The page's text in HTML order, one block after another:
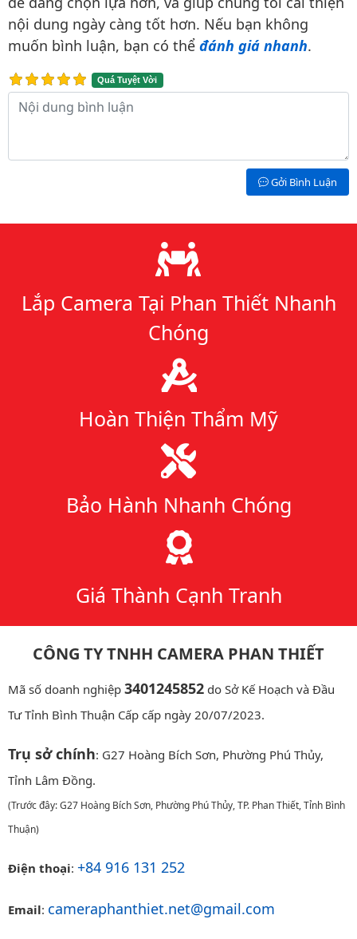
nội dung ngày càng tốt hơn. Nếu bạn không
muốn bình luận, bạn có thể đánh giá nhanh.
Quá Tuyệt Vời
Nội dung bình luận
Gởi Bình Luận
Lý do chọn chúng tôi
Lắp Camera Tại Phan Thiết Nhanh
Chóng
Hoàn Thiện Thẩm Mỹ
Bảo Hành Nhanh Chóng
Giá Thành Cạnh Tranh
CÔNG TY TNHH CAMERA PHAN THIẾT
Mã số doanh nghiệp 3401245852 do Sở Kế Hoạch và Đầu
Tư Tỉnh Bình Thuận Cấp cấp ngày 20/07/2023.
Trụ sở chính: G27 Hoàng Bích Sơn, Phường Phú Thủy,
Tỉnh Lâm Đồng.
(Trước đây: G27 Hoàng Bích Sơn, Phường Phú Thủy, TP. Phan Thiết, Tỉnh Bình
Thuận)
Điện thoại: +84 916 131 252
Email: cameraphanthiet.net@gmail.com